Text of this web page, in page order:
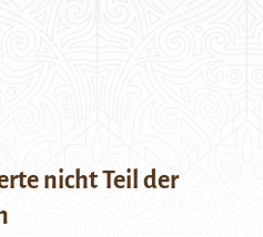
nicht Teil der